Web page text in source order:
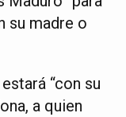
su madre o
“con su
a quien